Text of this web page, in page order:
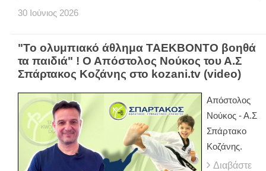
30 Ιούνιος 2026
"Το ολυμπιακό άθλημα ΤΑΕΚΒΟΝΤΟ βοηθά
τα παιδιά" ! Ο Απόστολος Νούκος του Α.Σ
Σπάρτακος Κοζάνης στο kozani.tv (video)
Απόστολος
Νούκος - Α.Σ
Σπάρτακο
Κοζάνης.
Διαβάστε